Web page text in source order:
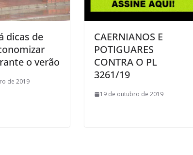
dicas de
o verão
de 2019
CAERNIANOS E
POTIGUARES
CONTRA O PL
3261/19
19 de outubro de 2019